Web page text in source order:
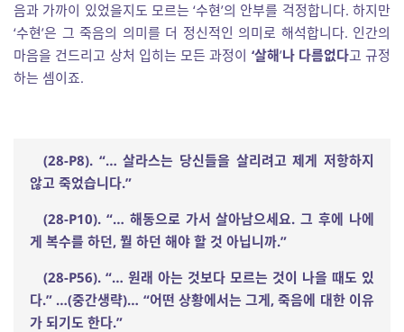
음과 가까이 있었을지도 모르는 ‘수현’의 안부를 걱정합니다. 하지만
‘수현’은 그 죽음의 의미를 더 정신적인 의미로 해석합니다. 인간의
마음을 건드리고 상처 입히는 모든 과정이 ‘살해’나 다름없다고 규정
하는 셈이죠.
(28-P8). “…살라스는 당신들을 살리려고 제게 저항하지
않고 죽었습니다.”
(28-P10). “… 해동으로 가서 살아남으세요.그 후에 나에
게 복수를 하던, 뭘 하던 해야 할 것 아닙니까.”
(28-P56). “… 원래 아는 것보다 모르는 것이 나을 때도 있
다.” …(중간생략)… “어떤 상황에서는 그게,죽음에 대한 이유
가 되기도 한다.”